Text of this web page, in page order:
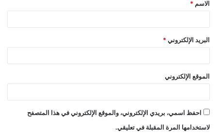
*
الاسم *
البريد الإلكتروني *
الموقع الإلكتروني
احفظ اسمي، بريدي الإلكتروني، والموقع الإلكتروني في هذا المتصفح
لاستخدامها المرة المقبلة في تعليقي.